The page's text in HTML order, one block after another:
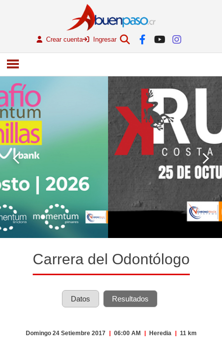
Crear cuenta Ingresar
Carrera del Odontólogo
Datos Resultados
Domingo 24 Setiembre 2017 | 06:00 AM | Heredia | 11 km